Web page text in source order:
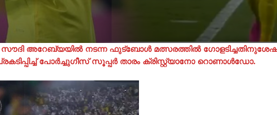
സൗദി അറേബ്യയിൽ നടന്ന ഫുട്ബോള്‍ മത്സരത്തില്‍
പോർച്ചുഗീസ് സൂപ്പർ താരം ക്രിസ്റ്റ്യാനോ റൊണാൾഡോ.